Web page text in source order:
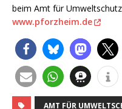
beim Amt für
www.pforzheim.de
AMT FÜR